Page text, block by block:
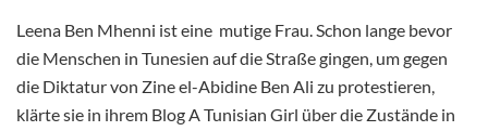
Leena Ben Mhenni ist eine mutige Frau. Schon lange bevor
die Menschen in Tunesien auf die Straße gingen, um gegen
die Diktatur von Zine el-Abidine Ben Ali zu protestieren,
klärte sie in ihrem Blog A Tunisian Girl über die Zustände in